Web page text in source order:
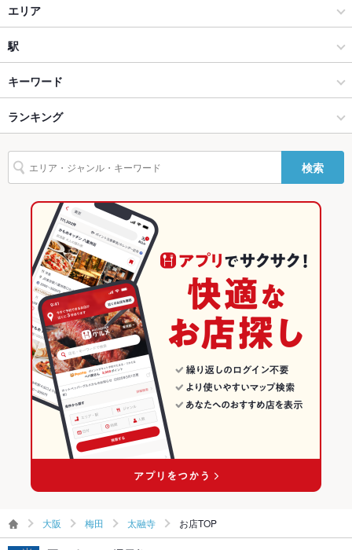
設備
Wi-Fi
バリアフリ
ー
駐車場
なし ：お近くのコインパーキングをご利用下さい。お酒を飲ま
その他設備
最新の調理技術や機械を使用したお料理をお楽しみいただけま
飲み放題 あり ：お席の希望なんなりとお店までご連絡下さい
食べ放題 なし ：食べ放題に負けないボリュームをご用意しております。
ワイン充実
お子様連れ お子様連れ歓迎 ：お席の希望なんなりとお店までご連絡下さい
ウェディン
グパーティ
ー二次会
不明点等、お気軽に店舗へご連絡ください。
可
サプライズや誕生日パーティなどお気軽にお問い合わせくださ
イタリアン・フレンチ
フレンチ
梅田 × イタリアン・フレンチ
梅田 × フレンチ
大阪梅田駅 × イタリアン・フレンチ
大阪梅田駅 × フレンチ
エリア
太融寺
太融寺 × イタリアン・フレンチ
太融寺 × フレンチ
大阪
大阪 × イタリアン・フレンチ
大阪 × フレンチ
駅
大阪駅
東梅田駅
大阪梅田駅
キーワード
デザート
ランキング
大阪のグルメランキング
大阪のイタリアン・フレンチランキング
大阪のフレンチランキング
梅田のグルメランキング
梅田のイタリアン・フレンチランキング
梅田のフレンチランキング
太融寺のグルメランキング
検索
大阪 梅田 太融寺 お店TOP